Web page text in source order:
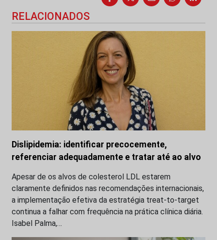
RELACIONADOS
Dislipidemia: identificar precocemente,
referenciar adequadamente e tratar até ao alvo
Apesar de os alvos de colesterol LDL estarem
claramente definidos nas recomendações internacionais,
a implementação efetiva da estratégia treat-to-target
continua a falhar com frequência na prática clínica diária.
Isabel Palma,…